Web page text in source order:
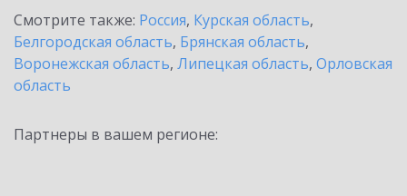
Смотрите также: Россия, Курская область,
Белгородская область, Брянская область,
Воронежская область, Липецкая область, Орловская
область
Партнеры в вашем регионе: